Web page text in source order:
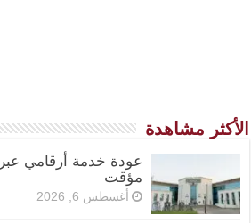
الأكثر مشاهدة
مؤقت
أغسطس 6, 2026